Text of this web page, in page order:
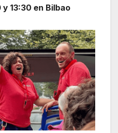
y 13:30 en Bilbao